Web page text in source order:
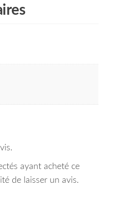
ayant acheté ce
de laisser un avis.